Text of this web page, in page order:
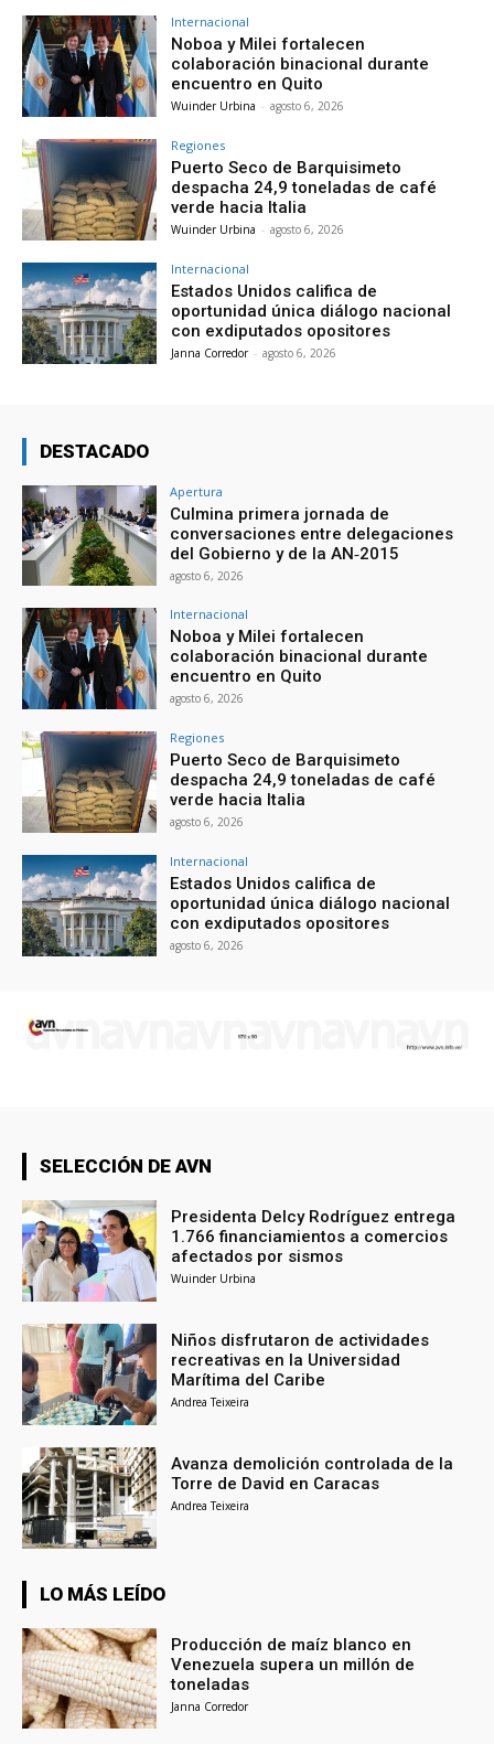
Internacional
Noboa y Milei fortalecen
colaboración binacional durante
encuentro en Quito
Wuinder Urbina - agosto 6, 2026
Regiones
Puerto Seco de Barquisimeto
despacha 24,9 toneladas de café
verde hacia Italia
Wuinder Urbina - agosto 6, 2026
Internacional
Estados Unidos califica de
oportunidad única diálogo nacional
con exdiputados opositores
Janna Corredor - agosto 6, 2026
DESTACADO
Apertura
Culmina primera jornada de
conversaciones entre delegaciones
del Gobierno y de la AN‑2015
agosto 6, 2026
Internacional
Noboa y Milei fortalecen
colaboración binacional durante
encuentro en Quito
agosto 6, 2026
Regiones
Puerto Seco de Barquisimeto
despacha 24,9 toneladas de café
verde hacia Italia
agosto 6, 2026
Internacional
Estados Unidos califica de
oportunidad única diálogo nacional
con exdiputados opositores
agosto 6, 2026
SELECCIÓN DE AVN
Presidenta Delcy Rodríguez entrega
1.766 financiamientos a comercios
afectados por sismos
Wuinder Urbina
Niños disfrutaron de actividades
recreativas en la Universidad
Marítima del Caribe
Andrea Teixeira
Avanza demolición controlada de la
Torre de David en Caracas
Andrea Teixeira
LO MÁS LEÍDO
Producción de maíz blanco en
Venezuela supera un millón de
toneladas
Janna Corredor